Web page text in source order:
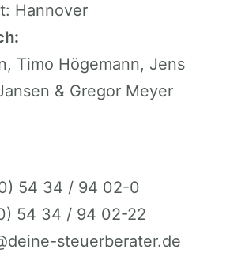
Hannover
Timo Högemann, Jens
& Gregor Meyer
54 34 / 94 02-0
54 34 / 94 02-22
steuerberater.de